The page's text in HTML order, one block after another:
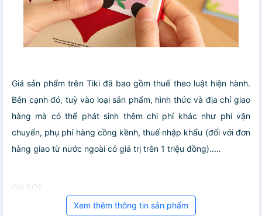
Giá sản phẩm trên Tiki đã bao gồm thuế theo luật hiện hành.
Bên cạnh đó, tuỳ vào loại sản phẩm, hình thức và địa chỉ giao
hàng mà có thể phát sinh thêm chi phí khác như phí vận
chuyển, phụ phí hàng cồng kềnh, thuế nhập khẩu (đối với đơn
hàng giao từ nước ngoài có giá trị trên 1 triệu đồng).....
Giá ROE
Xem thêm thông tin sản phẩm